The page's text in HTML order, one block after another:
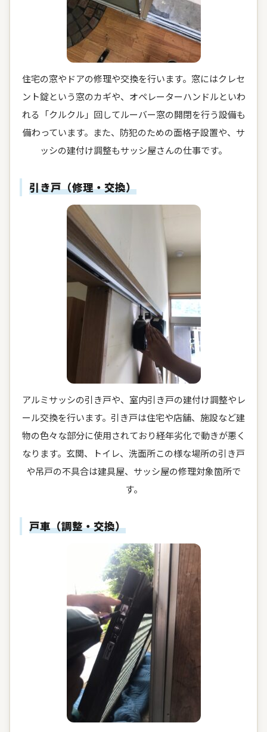
住宅の窓やドアの修理や交換を行います。窓にはクレセ
ント錠という窓のカギや、オペレーターハンドルといわ
れる「クルクル」回してルーバー窓の開閉を行う設備も
備わっています。また、防犯のための面格子設置や、サ
ッシの建付け調整もサッシ屋さんの仕事です。
引き戸（修理・交換）
アルミサッシの引き戸や、室内引き戸の建付け調整やレ
ール交換を行います。引き戸は住宅や店舗、施設など建
物の色々な部分に使用されており経年劣化で動きが悪く
なります。玄関、トイレ、洗面所この様な場所の引き戸
や吊戸の不具合は建具屋、サッシ屋の修理対象箇所で
す。
戸車（調整・交換）